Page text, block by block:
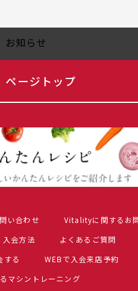
お知らせ
ページトップ
い合わせ
Vitalityに関するお
入会方法 よくあるご質問
する
WEBで入会来店予約
マシントレーニング